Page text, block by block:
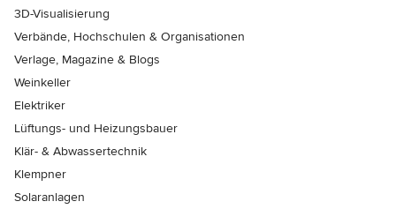
3D-Visualisierung
Verbände, Hochschulen & Organisationen
Verlage, Magazine & Blogs
Weinkeller
Elektriker
Lüftungs- und Heizungsbauer
Klär- & Abwassertechnik
Klempner
Solaranlagen